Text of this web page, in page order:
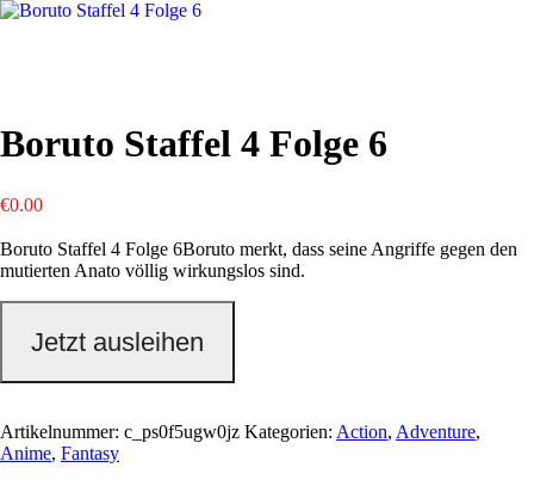
Boruto Staffel 4 Folge 6
€0.00
Boruto Staffel 4 Folge 6Boruto merkt, dass seine Angriffe gegen den
mutierten Anato völlig wirkungslos sind.
Jetzt ausleihen
Artikelnummer: c_ps0f5ugw0jz Kategorien: Action, Adventure,
Anime, Fantasy